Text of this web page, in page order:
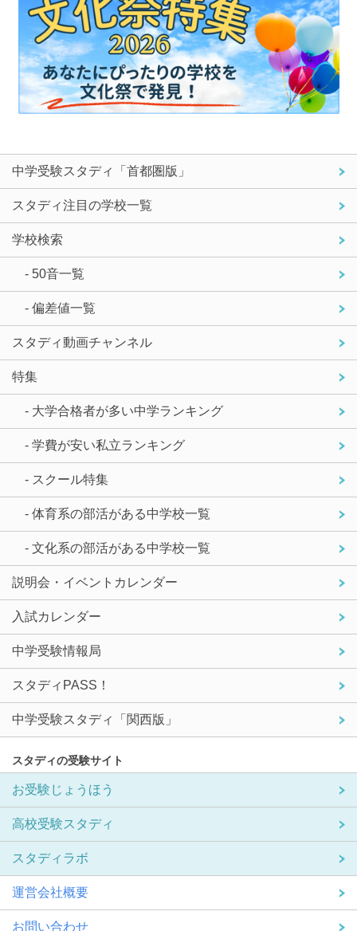
中学受験スタディ「首都圏版」
スタディ注目の学校一覧
学校検索
- 50音一覧
- 偏差値一覧
スタディ動画チャンネル
特集
- 大学合格者が多い中学ランキング
- 学費が安い私立ランキング
- スクール特集
- 体育系の部活がある中学校一覧
- 文化系の部活がある中学校一覧
説明会・イベントカレンダー
入試カレンダー
中学受験情報局
スタディPASS！
中学受験スタディ「関西版」
スタディの受験サイト
お受験じょうほう
高校受験スタディ
スタディラボ
運営会社概要
お問い合わせ